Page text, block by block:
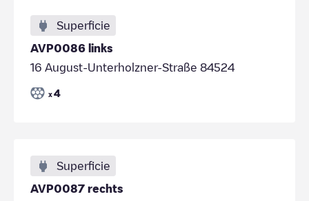
Superficie
AVP0086 links
16 August-Unterholzner-Straße 84524
x 4
Superficie
AVP0087 rechts